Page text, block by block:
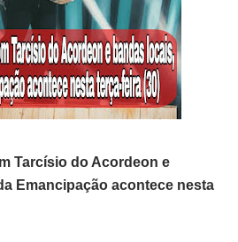
Tarcísio do Acordeon e
Emancipação acontece nesta